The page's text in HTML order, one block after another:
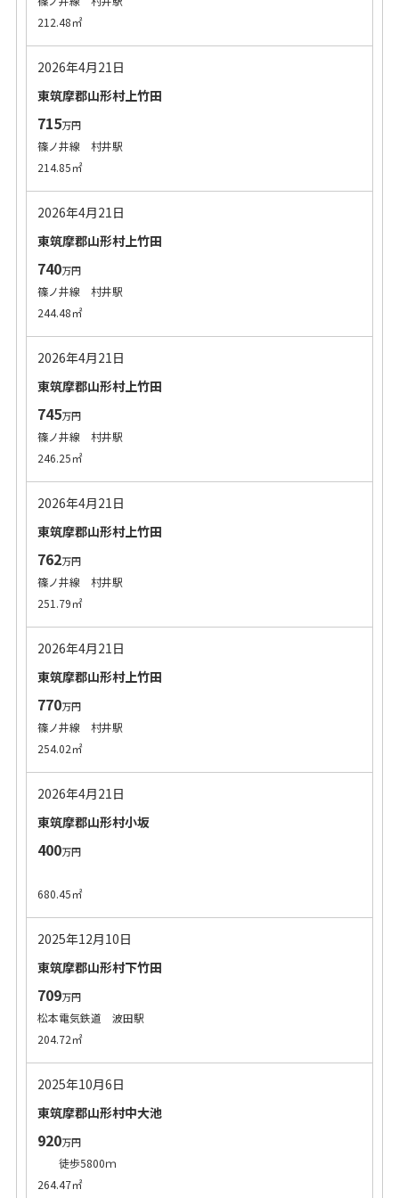
212.48㎡
2026年4月21日
東筑摩郡山形村上竹田
715万円
篠ノ井線 村井駅
214.85㎡
2026年4月21日
東筑摩郡山形村上竹田
740万円
篠ノ井線 村井駅
244.48㎡
2026年4月21日
東筑摩郡山形村上竹田
745万円
篠ノ井線 村井駅
246.25㎡
2026年4月21日
東筑摩郡山形村上竹田
762万円
篠ノ井線 村井駅
251.79㎡
2026年4月21日
東筑摩郡山形村上竹田
770万円
篠ノ井線 村井駅
254.02㎡
2026年4月21日
東筑摩郡山形村小坂
400万円
680.45㎡
2025年12月10日
東筑摩郡山形村下竹田
709万円
松本電気鉄道 波田駅
204.72㎡
2025年10月6日
東筑摩郡山形村中大池
920万円
徒歩5800ｍ
264.47㎡